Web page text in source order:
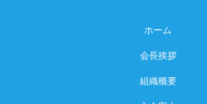
ホーム
会長挨拶
組織概要